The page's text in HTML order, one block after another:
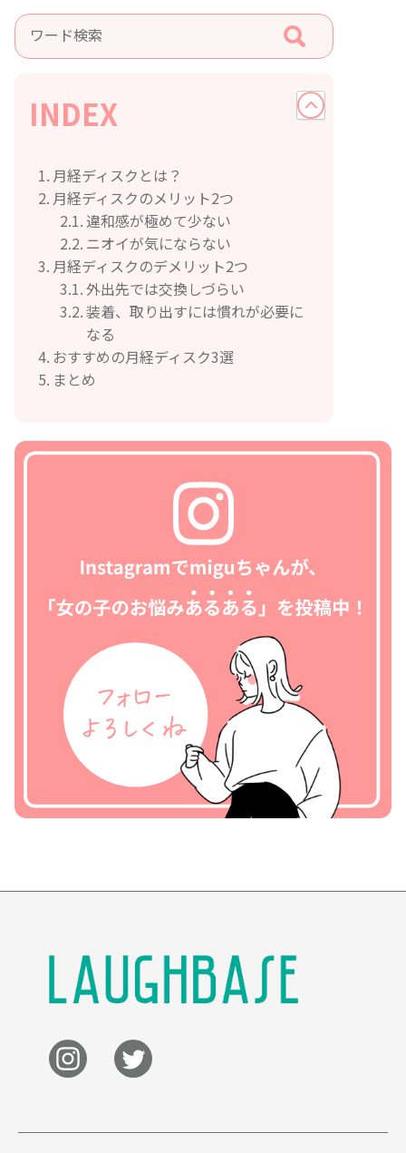
INDEX
月経ディスクとは？
月経ディスクのメリット2つ
違和感が極めて少ない
ニオイが気にならない
月経ディスクのデメリット2つ
外出先では交換しづらい
装着、取り出すには慣れが必要に
なる
おすすめの月経ディスク3選
まとめ